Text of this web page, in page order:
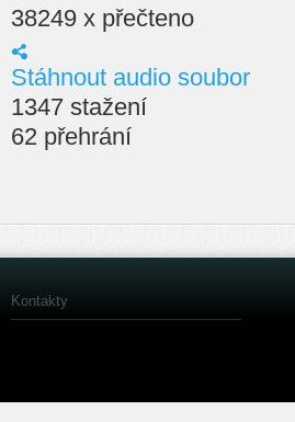
38249 x přečteno
Stáhnout audio soubor
1347 stažení
62 přehrání
Kontakty